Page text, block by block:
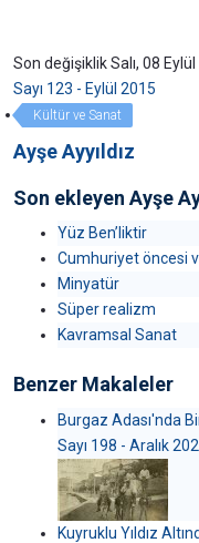
Son değişiklik Salı, 08
Sayı 123 - Eylül 2015
Kültür ve Sanat
Ayşe Ayyıldız
Son ekleyen Ayşe
Yüz Ben’liktir
Cumhuriyet öncesi
Minyatür
Süper realizm
Kavramsal Sanat
Benzer Makaleler
Burgaz Adası'nda
Sayı 198 - Aralık
Kuyruklu Yıldız